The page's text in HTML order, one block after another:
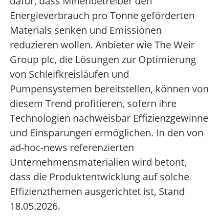
Energieverbrauch pro Tonne geförderten
Materials senken und Emissionen
reduzieren wollen. Anbieter wie The Weir
Group plc, die Lösungen zur Optimierung
von Schleifkreisläufen und
Pumpensystemen bereitstellen, können von
diesem Trend profitieren, sofern ihre
Technologien nachweisbar Effizienzgewinne
und Einsparungen ermöglichen. In den von
ad-hoc-news referenzierten
Unternehmensmaterialien wird betont,
dass die Produktentwicklung auf solche
Effizienzthemen ausgerichtet ist, Stand
18.05.2026.